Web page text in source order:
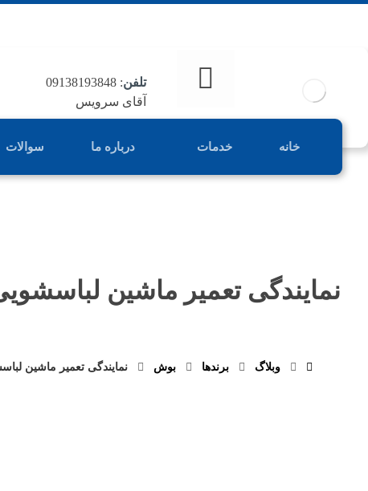
تلفن: 09138193848
آقای سرویس
خانه خدمات درباره ما سوالات
نمایندگی تعمیر ماشین
وبلاگ برند‌ها بوش نمایندگی تعمیر ماشین